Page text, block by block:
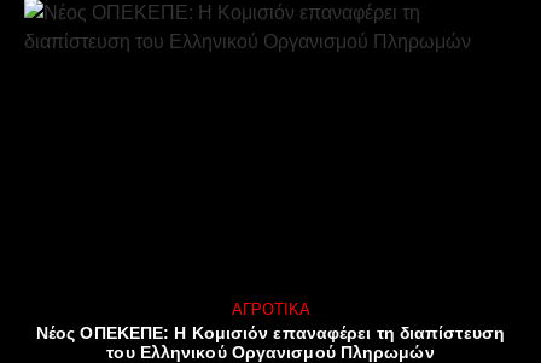
ΑΓΡΟΤΙΚΆ
Νέος ΟΠΕΚΕΠΕ: Η Κομισιόν επαναφέρει τη διαπίστευση
του Ελληνικού Οργανισμού Πληρωμών